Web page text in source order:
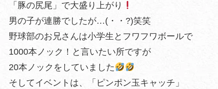
「豚の尻尾」で大盛り上がり
男の子が連勝でしたが…(・・?)笑笑
野球部のお兄さんは小学生とフワフワボールで
1000本ノック！と言いたい所ですが
20本ノックをしていました
そしてイベントは、「ピンポン玉キャッチ」